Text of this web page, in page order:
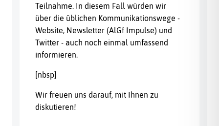
Teilnahme. In diesem Fall würden wir
über die üblichen Kommunikationswege -
Website, Newsletter (AlGf Impulse) und
Twitter - auch noch einmal umfassend
informieren.
[nbsp]
Wir freuen uns darauf, mit Ihnen zu
diskutieren!